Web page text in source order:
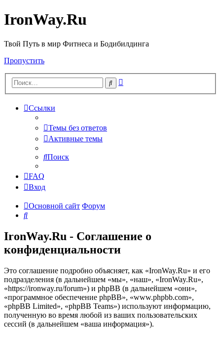
IronWay.Ru
Твой Путь в мир Фитнеса и Бодибилдинга
Пропустить
Поиск
Ссылки
Темы без ответов
Активные темы
Поиск
FAQ
Вход
Основной сайт Форум
Поиск
IronWay.Ru - Соглашение о
конфиденциальности
Это соглашение подробно объясняет, как «IronWay.Ru» и его
подразделения (в дальнейшем «мы», «наш», «IronWay.Ru»,
«https://ironway.ru/forum») и phpBB (в дальнейшем «они»,
«программное обеспечение phpBB», «www.phpbb.com»,
«phpBB Limited», «phpBB Teams») используют информацию,
полученную во время любой из ваших пользовательских
сессий (в дальнейшем «ваша информация»).